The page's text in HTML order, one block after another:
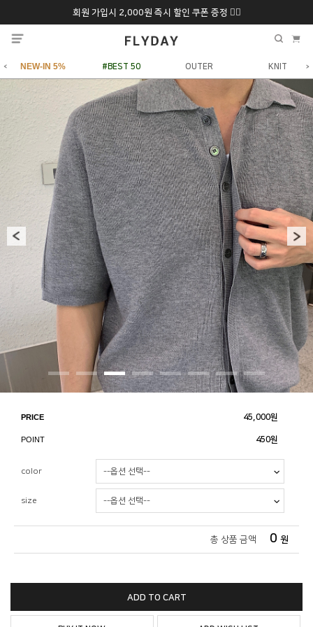
회원 가입시 2,000원 즉시 할인 쿠폰 증정 ❤️‍🔥
추석 특별 할인 10~20% 9/6 화 ~ 9/12월
NEW-IN 5% #BEST 50 OUTER KNIT
PRICE 45,000원
POINT 450원
color
size
총 상품 금액 0 원
ADD TO CART